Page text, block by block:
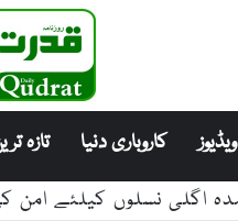
ویڈیوز کاروباری دنیا تازہ
اگلی نسلوں کیلئے امن